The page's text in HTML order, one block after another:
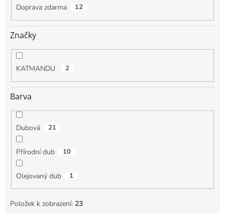
Doprava zdarma 12
Značky
KATMANDU 2
Barva
Dubová 21
Přírodní dub 10
Olejovaný dub 1
Položek k zobrazení: 23